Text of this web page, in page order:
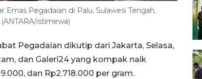
Pegadaian di Palu, Sulawesi Tengah,
istimewa)
Pegadaian dikutip dari Jakarta, Selasa,
dan Galeri24 yang kompak naik
dan Rp2.718.000 per gram.